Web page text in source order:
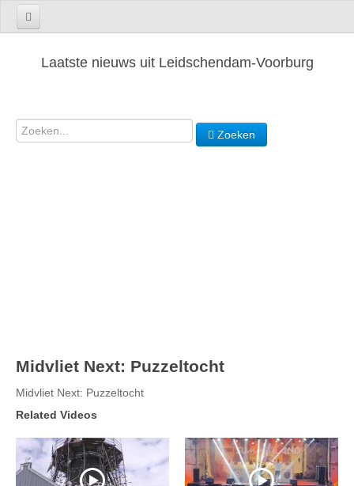
Laatste nieuws uit Leidschendam-Voorburg
Zoeken
Midvliet Next: Puzzeltocht
Midvliet Next: Puzzeltocht
Related Videos